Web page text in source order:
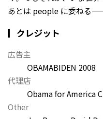
あとは people に委ねる
▎クレジット
広告主
OBAMABIDEN 2008
代理店
Obama for America
Other